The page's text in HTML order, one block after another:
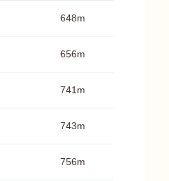
648m
656m
741m
743m
756m